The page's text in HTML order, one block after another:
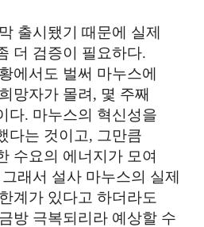
출시됐기 때문에 실제
더 검증이 필요하다.
에서도 벌써 마누스에
망자가 몰려, 몇 주째
다. 마누스의 혁신성을
다는 것이고, 그만큼
수요의 에너지가 모여
래서 설사 마누스의 실제
계가 있다고 하더라도
방 극복되리라 예상할 수